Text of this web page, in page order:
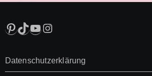
Pinterest
TikTok
YouTube
Instagram
Datenschutzerklärung